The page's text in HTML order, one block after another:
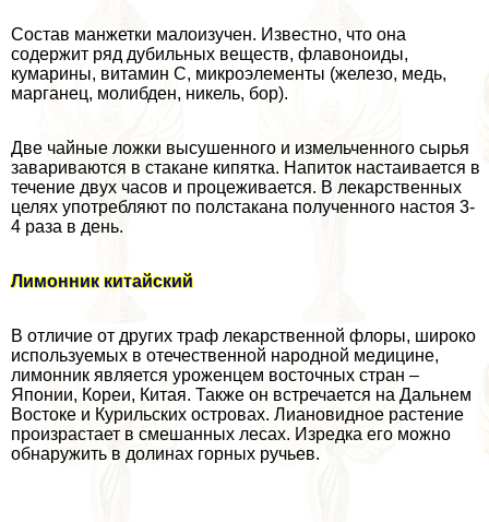
Состав манжетки малоизучен. Известно, что она
содержит ряд дубильных веществ, флавоноиды,
кумарины, витамин C, микроэлементы (железо, медь,
марганец, молибден, никель, бор).
Две чайные ложки высушенного и измельченного сырья
завариваются в стакане кипятка. Напиток настаивается в
течение двух часов и процеживается. В лекарственных
целях употрeбляют по полстакана полученного настоя 3-
4 раза в день.
Лимонник китайский
В отличие от других траф лекарственной флоры, широко
используемых в отечественной народной медицине,
лимонник является уроженцем восточных стран –
Японии, Кореи, Китая. Также он встречается на Дальнем
Востоке и Курильских островах. Лиановидное растение
произрастает в смешанных лесах. Изредка его можно
обнаружить в долинах горных ручьев.